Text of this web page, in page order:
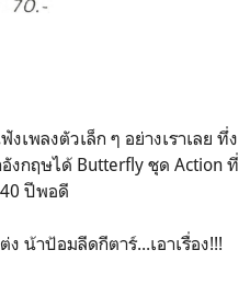
เพลงตัวเล็ก ๆ อย่างเราเลย ทึ่ง
งกฤษได้ Butterfly ชุด Action ที่
ปีพอดี
น้าป้อมลีดกีตาร์...เอาเรื่อง!!!